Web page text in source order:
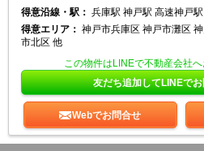
得意沿線・駅： 兵庫駅 神戸駅 高速神戸
得意エリア： 神戸市兵庫区 神戸市灘区
市北区 他
この物件はLINEで不動産会社
友だち追加してLINEで
Webでお問合せ